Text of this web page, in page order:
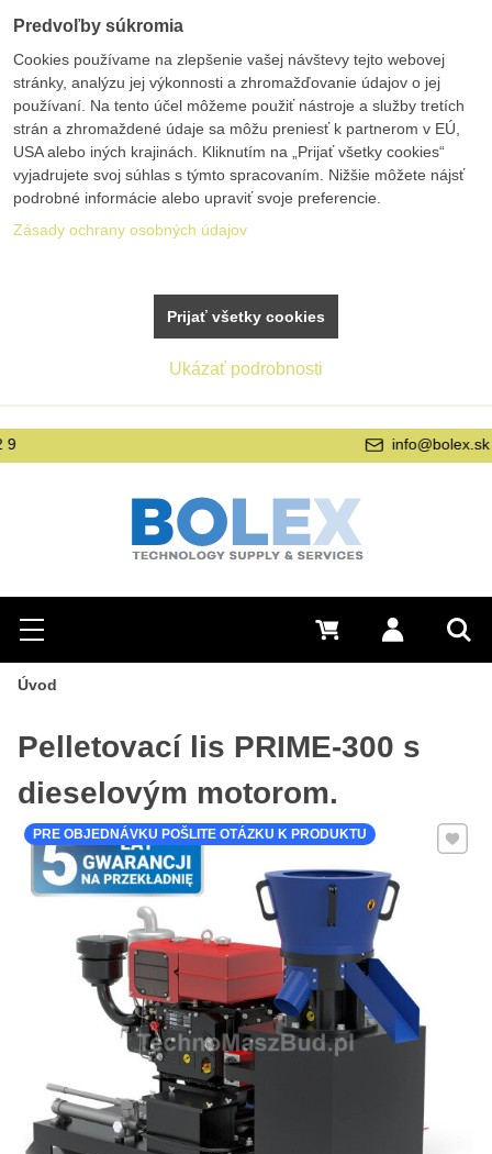
Hľadať
Menu Prihlásiť sa
0 €
Úvod
Pelletovací lis PRIME-300 s
dieselovým motorom.
Pridať
PRE OBJEDNÁVKU POŠLITE OTÁZKU K PRODUKTU
Predvoľby súkromia
Cookies používame na zlepšenie vašej návštevy tejto webovej
stránky, analýzu jej výkonnosti a zhromažďovanie údajov o jej
používaní. Na tento účel môžeme použiť nástroje a služby tretích
strán a zhromaždené údaje sa môžu preniesť k partnerom v EÚ,
USA alebo iných krajinách. Kliknutím na „Prijať všetky cookies“
vyjadrujete svoj súhlas s týmto spracovaním. Nižšie môžete nájsť
podrobné informácie alebo upraviť svoje preferencie.
Zásady ochrany osobných údajov
Ukázať podrobnosti
Prijať všetky cookies